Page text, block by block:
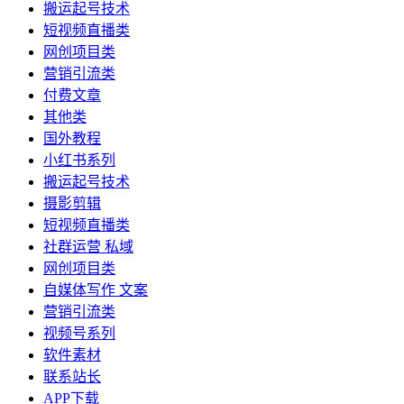
搬运起号技术
短视频直播类
网创项目类
营销引流类
付费文章
其他类
国外教程
小红书系列
搬运起号技术
摄影剪辑
短视频直播类
社群运营 私域
网创项目类
自媒体写作 文案
营销引流类
视频号系列
软件素材
联系站长
APP下载